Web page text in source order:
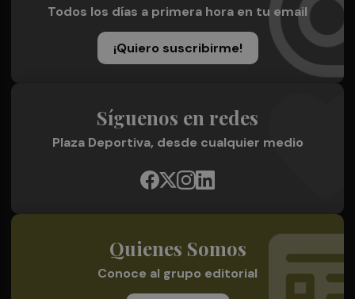
Todos los días a primera hora en tu email
¡Quiero suscribirme!
Síguenos en redes
Plaza Deportiva, desde cualquier medio
Quienes Somos
Conoce al grupo editorial